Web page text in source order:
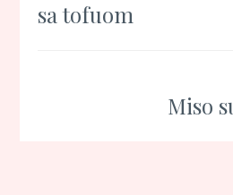
sa tofuom
Miso